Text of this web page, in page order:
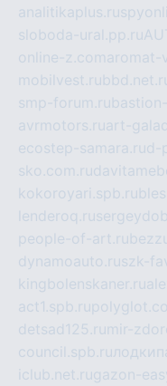
analitikaplus.ru
sloboda-ural.pp.ru
online-z.comaromat-
mobilvest.ru
smp-forum.ru
avrmotors.ruart-
ecostep-samara.rud-
sko.com.ru
kokoroyari.spb.ru
lenderoq.ru
people-of-art.ru
dynamoauto.ruszk-
kingbolenskaner.ru
act1.spb.ru
detsad125.ru mir-
council.spb.ru
iclub.net.rugazon-